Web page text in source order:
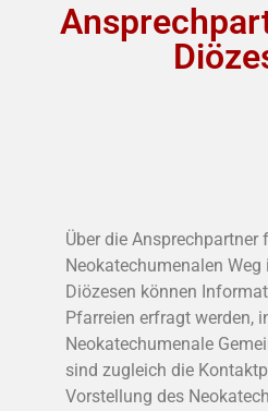
Über die Ansprechpartner
Neokatechumenalen
Diözesen können
Pfarreien erfragt werden,
Neokatechumenale
sind zugleich die
Vorstellung des